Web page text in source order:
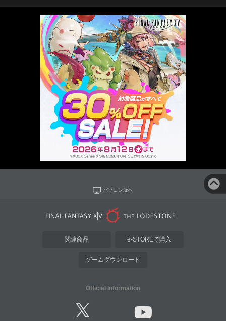
パソコン版へ
関連商品 e-STOREで購入
ゲームダウンロード
Official Information